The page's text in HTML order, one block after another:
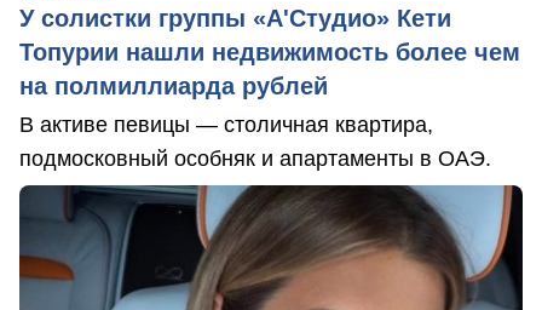
У солистки группы «А'Студио» Кети
Топурии нашли недвижимость более чем
на полмиллиарда рублей
В активе певицы — столичная квартира,
подмосковный особняк и апартаменты в ОАЭ.